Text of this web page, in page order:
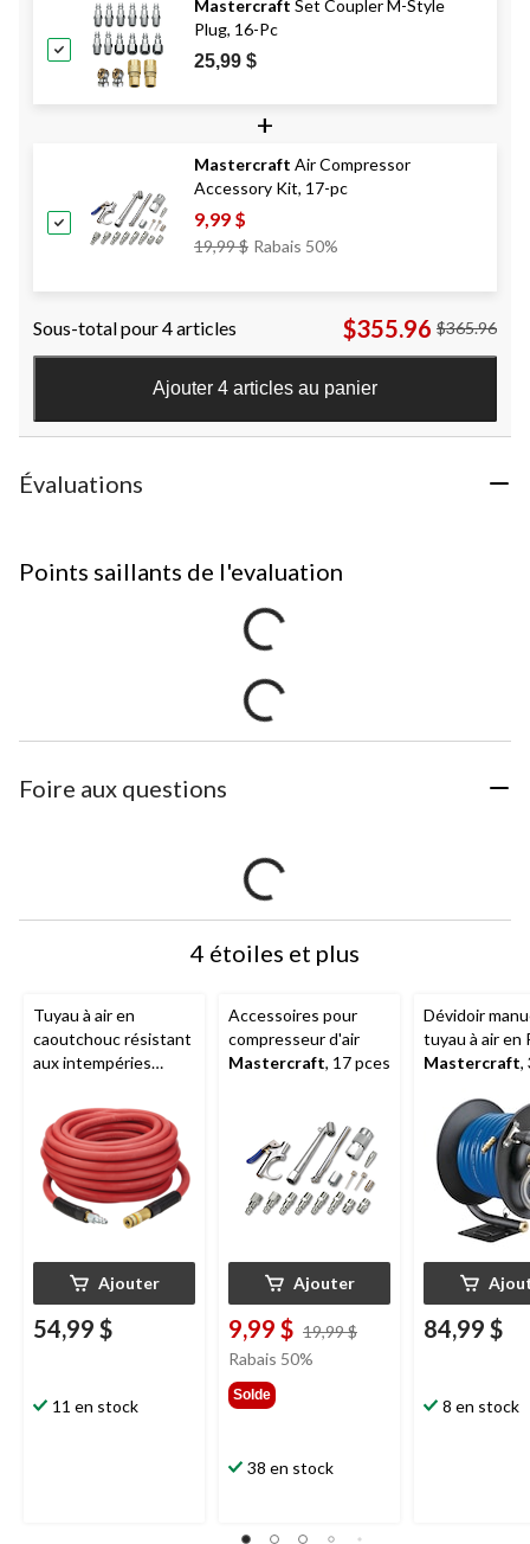
Mastercraft Set Coupler M-Style
Plug, 16-Pc
25,99 $
+
Mastercraft Air Compressor
Accessory Kit, 17-pc
9,99 $
19,99 $ Prix
Rabais 50%
Sous-total pour 4 articles $355.96 $365.96
Ajouter 4 articles au panier
Évaluations
Points saillants de l'evaluation
Foire aux questions
4 étoiles et plus
Tuyau à air en
caoutchouc résistant
aux intempéries
50 pi
Ajouter
54,99 $
11 en stock
Accessoires pour
compresseur d'air
Mastercraft, 17 pces
Ajouter
9,99 $ 19,99 $
Rabais 50%
Solde
38 en stock
Dévidoir
tuyau à air en
Mastercraft,
84,99 $
8 en stock